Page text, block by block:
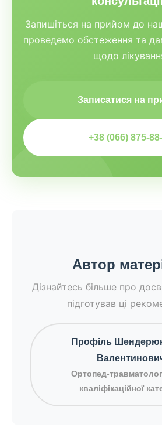
Запишіться на прийом до
проведемо обстеження та
щодо
Записатися на
+38 (066) 875-
Автор
Дізнайтесь більше про
підготував ці
Профіль
Ортопед-
кваліфікаційної